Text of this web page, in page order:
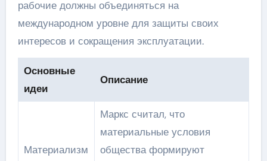
рабочие должны объединяться на
международном уровне для защиты своих
интересов и сокращения эксплуатации.
Основные
идеи
Описание
Материализм
Маркс считал, что
материальные условия
общества формируют